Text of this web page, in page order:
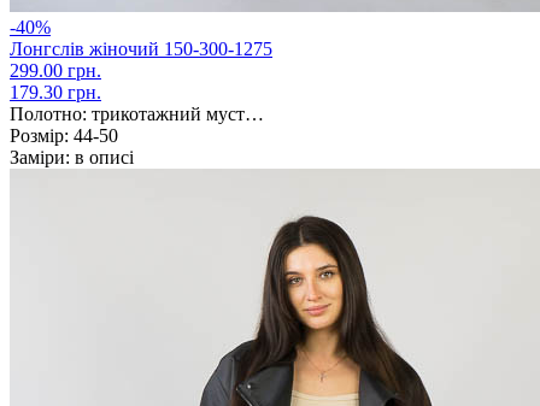
-40%
Лонгслів жіночий 150-300-1275
299.00 грн.
179.30 грн.
Полотно: трикотажний муст…
Розмір: 44-50
Заміри: в описі